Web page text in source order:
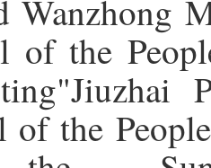
of the
of the